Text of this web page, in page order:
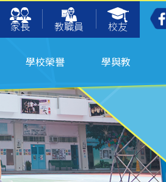
家長 教職員 校友
學校榮譽 學與教